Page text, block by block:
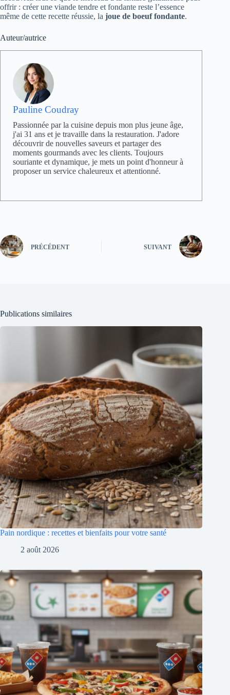
offrir : créer une viande tendre et fondante reste l’essence
même de cette recette réussie, la joue de boeuf fondante.
Auteur/autrice
Pauline Coudray
Passionnée par la cuisine depuis mon plus jeune âge,
j'ai 31 ans et je travaille dans la restauration. J'adore
découvrir de nouvelles saveurs et partager des
moments gourmands avec les clients. Toujours
souriante et dynamique, je mets un point d'honneur à
proposer un service chaleureux et attentionné.
PRÉCÉDENT SUIVANT
Publications similaires
Pain nordique : recettes et bienfaits pour votre santé
2 août 2026